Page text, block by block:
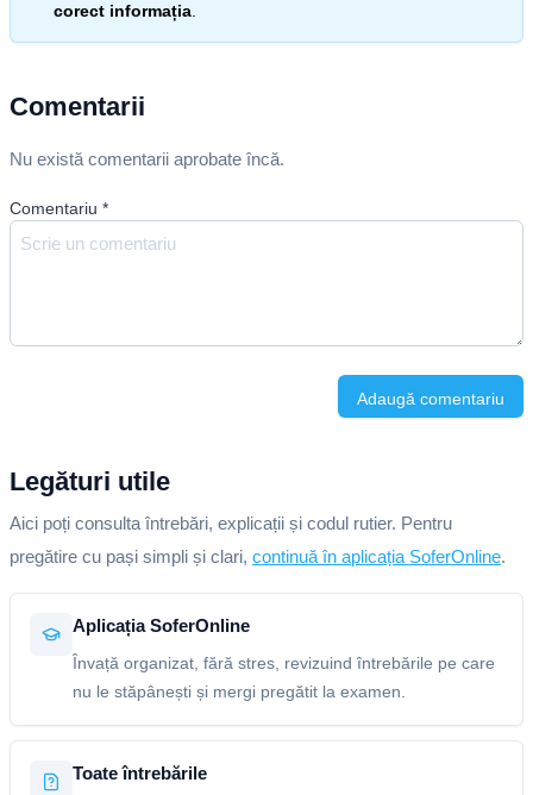
corect informația
Comentarii
Nu există comentarii aprobate încă.
Comentariu *
Adaugă comentariu
Legături utile
Aici poți consulta întrebări, explicații și codul rutier. Pentru
pregătire cu pași simpli și clari, continuă în aplicația SoferOnline.
Aplicația SoferOnline
Învață organizat, fără stres, revizuind întrebările pe care
nu le stăpânești și mergi pregătit la examen.
Toate întrebările